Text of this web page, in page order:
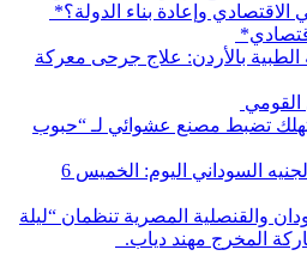
الاقتصادي وإعادة بناء الدولة؟*
الطبية بالأردن: علاج جرحى معركة
تضبط مصنع عشوائي لـ “حبوب
أسعار العملات مقابل الجنيه السوداني اليوم: الخميس 6
والقنصلية المصرية تنظمان “ليلة
المخرج مهند دياب.